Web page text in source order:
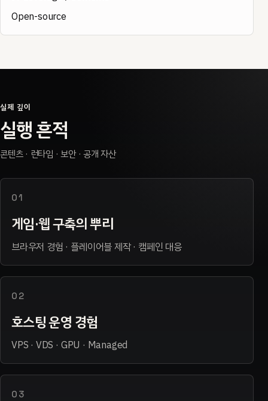
Open-source
실제 깊이
실행 흔적
콘텐츠 · 런타임 · 보안 · 공개 자산
01
게임·웹 구축의 뿌리
브라우저 경험 · 플레이어블 제작 · 캠페인 대응
02
호스팅 운영 경험
VPS · VDS · GPU · Managed
03